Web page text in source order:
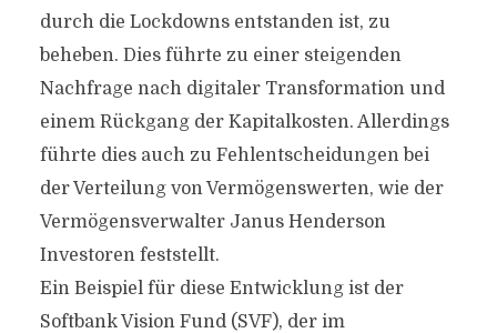
durch die Lockdowns entstanden ist, zu
beheben. Dies führte zu einer steigenden
Nachfrage nach digitaler Transformation und
einem Rückgang der Kapitalkosten. Allerdings
führte dies auch zu Fehlentscheidungen bei
der Verteilung von Vermögenswerten, wie der
Vermögensverwalter Janus Henderson
Investoren feststellt.
Ein Beispiel für diese Entwicklung ist der
Softbank Vision Fund (SVF), der im